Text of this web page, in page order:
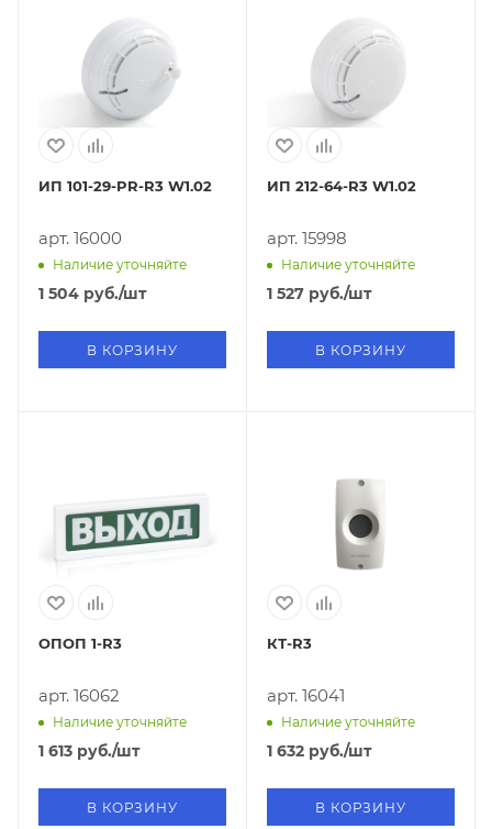
ИП 101-29-PR-R3 W1.02
арт. 16000
Наличие уточняйте
1 504 руб./шт
В КОРЗИНУ
ИП 212-64-R3 W1.02
арт. 15998
Наличие уточняйте
1 527 руб./шт
В КОРЗИНУ
ОПОП 1-R3
арт. 16062
Наличие уточняйте
1 613 руб./шт
В КОРЗИНУ
КТ-R3
арт. 16041
Наличие уточняйте
1 632 руб./шт
В КОРЗИНУ